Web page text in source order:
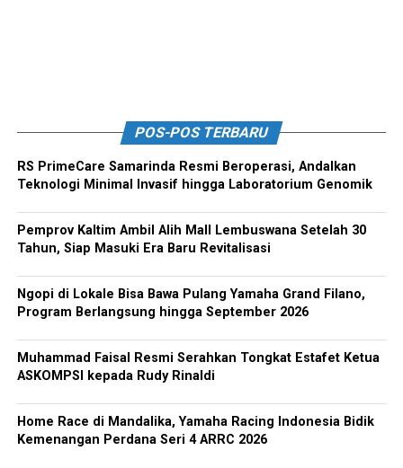
POS-POS TERBARU
RS PrimeCare Samarinda Resmi Beroperasi, Andalkan
Teknologi Minimal Invasif hingga Laboratorium Genomik
Pemprov Kaltim Ambil Alih Mall Lembuswana Setelah 30
Tahun, Siap Masuki Era Baru Revitalisasi
Ngopi di Lokale Bisa Bawa Pulang Yamaha Grand Filano,
Program Berlangsung hingga September 2026
Muhammad Faisal Resmi Serahkan Tongkat Estafet Ketua
ASKOMPSI kepada Rudy Rinaldi
Home Race di Mandalika, Yamaha Racing Indonesia Bidik
Kemenangan Perdana Seri 4 ARRC 2026